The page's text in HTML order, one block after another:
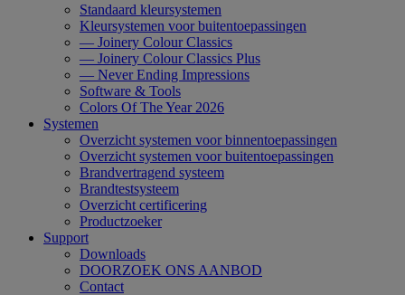
Standaard kleursystemen
Kleursystemen voor buitentoepassingen
— Joinery Colour Classics
— Joinery Colour Classics Plus
— Never Ending Impressions
Software & Tools
Colors Of The Year 2026
Systemen
Overzicht systemen voor binnentoepassingen
Overzicht systemen voor buitentoepassingen
Brandvertragend systeem
Brandtestsysteem
Overzicht certificering
Productzoeker
Support
Downloads
DOORZOEK ONS AANBOD
Contact